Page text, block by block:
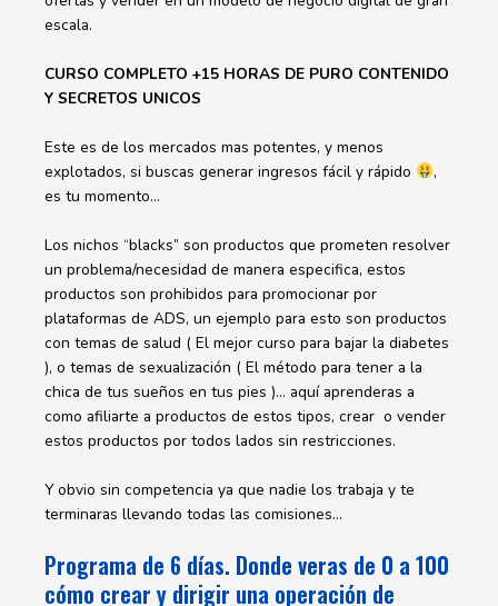
escala.
CURSO COMPLETO +15 HORAS DE PURO CONTENIDO
Y SECRETOS UNICOS
Este es de los mercados mas potentes, y menos
explotados, si buscas generar ingresos fácil y rápido
,
es tu momento…
Los nichos “blacks” son productos que prometen resolver
un problema/necesidad de manera especifica, estos
productos son prohibidos para promocionar por
plataformas de ADS, un ejemplo para esto son productos
con temas de salud ( El mejor curso para bajar la diabetes
), o temas de sexualización ( El método para tener a la
chica de tus sueños en tus pies )… aquí aprenderas a
como afiliarte a productos de estos tipos, crear o vender
estos productos por todos lados sin restricciones.
Y obvio sin competencia ya que nadie los trabaja y te
terminaras llevando todas las comisiones…
Programa de 6 días. Donde veras de 0 a 100
cómo crear y dirigir una operación de